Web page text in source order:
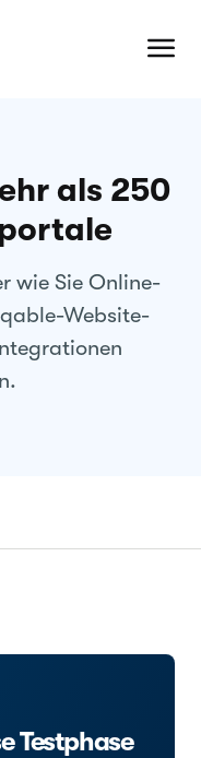
als 250
wie Sie Online-
Website-
Testphase